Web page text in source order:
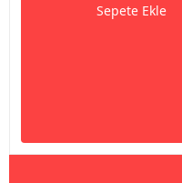
Sepete Ekle